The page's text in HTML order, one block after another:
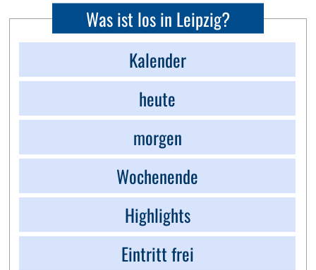
Was ist los in Leipzig?
Kalender
heute
morgen
Wochenende
Highlights
Eintritt frei